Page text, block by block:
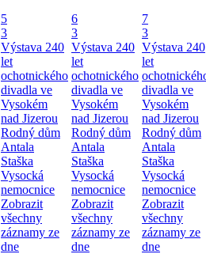
5
3
Výstava 240
let
ochotnického
divadla ve
Vysokém
nad Jizerou
Rodný dům
Antala
Staška
Vysocká
nemocnice
Zobrazit
všechny
záznamy ze
dne
6
3
Výstava 240
let
ochotnického
divadla ve
Vysokém
nad Jizerou
Rodný dům
Antala
Staška
Vysocká
nemocnice
Zobrazit
všechny
záznamy ze
dne
7
3
Výstava 240
let
divadla ve
Vysokém
nad Jizerou
Rodný dům
Antala
Staška
Vysocká
nemocnice
Zobrazit
všechny
záznamy ze
dne